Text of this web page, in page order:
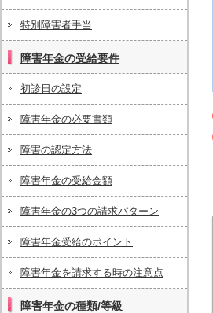
特別障害者手当
障害年金の受給要件
初診日の設定
障害年金の必要書類
障害の認定方法
障害年金の受給金額
障害年金の3つの請求パターン
障害年金受給のポイント
障害年金を請求する時の注意点
障害年金の種類/等級